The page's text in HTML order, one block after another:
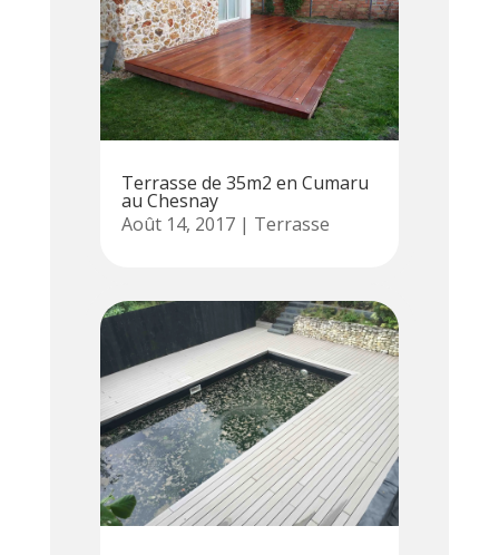
Terrasse de 35m2 en Cumaru
au Chesnay
Août 14, 2017| Terrasse